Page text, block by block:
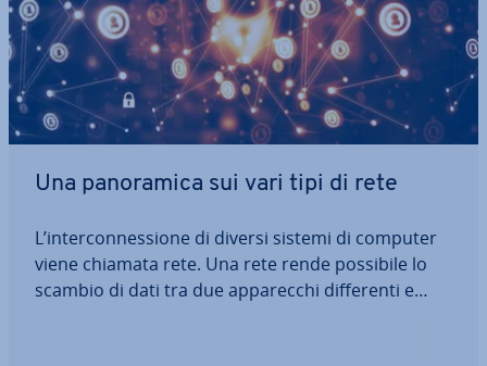
Una pa­no­ra­mi­ca sui vari tipi di rete
L’in­ter­con­nes­sio­ne di diversi sistemi di computer
viene chiamata rete. Una rete rende possibile lo
scambio di dati tra due ap­pa­rec­chi dif­fe­ren­ti e